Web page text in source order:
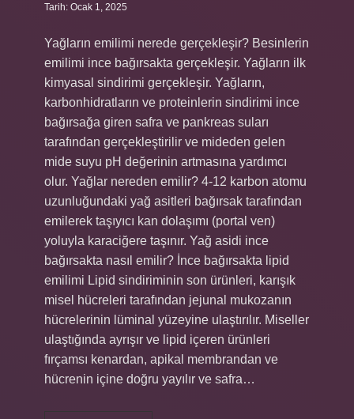
Tarih: Ocak 1, 2025
Yağların emilimi nerede gerçekleşir? Besinlerin
emilimi ince bağırsakta gerçekleşir. Yağların ilk
kimyasal sindirimi gerçekleşir. Yağların,
karbonhidratların ve proteinlerin sindirimi ince
bağırsağa giren safra ve pankreas suları
tarafından gerçekleştirilir ve mideden gelen
mide suyu pH değerinin artmasına yardımcı
olur. Yağlar nereden emilir? 4-12 karbon atomu
uzunluğundaki yağ asitleri bağırsak tarafından
emilerek taşıyıcı kan dolaşımı (portal ven)
yoluyla karaciğere taşınır. Yağ asidi ince
bağırsakta nasıl emilir? İnce bağırsakta lipid
emilimi Lipid sindiriminin son ürünleri, karışık
misel hücreleri tarafından jejunal mukozanın
hücrelerinin lüminal yüzeyine ulaştırılır. Miseller
ulaştığında ayrışır ve lipid içeren ürünleri
fırçamsı kenardan, apikal membrandan ve
hücrenin içine doğru yayılır ve safra…